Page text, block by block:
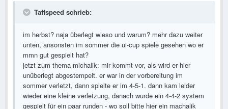
Taffspeed schrieb:
im herbst? naja überlegt wieso und warum? mehr dazu weiter
unten, ansonsten im sommer die ui-cup spiele gesehen wo er
mmn gut gespielt hat?
jetzt zum thema michalik: mir kommt vor, als wird er hier
unüberlegt abgestempelt. er war in der vorbereitung im
sommer verletzt, dann spielte er im 4-5-1. dann kam leider
wieder eine kleine verletzung, danach wurde ein 4-4-2 system
gespielt für ein paar runden - wo soll bitte hier ein machalik